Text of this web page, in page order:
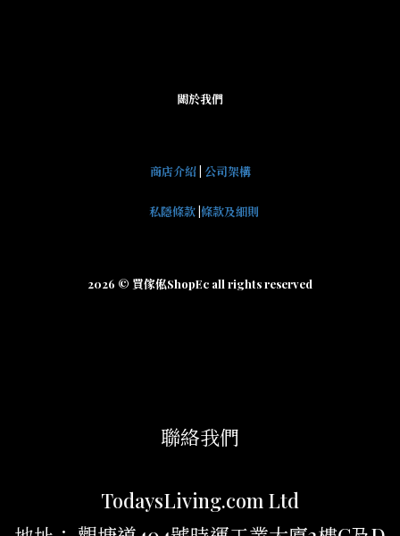
關於我們
商店介紹| 公司架構
私隱條款 條款及細則
2026 © 買傢俬ShopEc all rights reserved
聯絡我們
TodaysLiving.com Ltd